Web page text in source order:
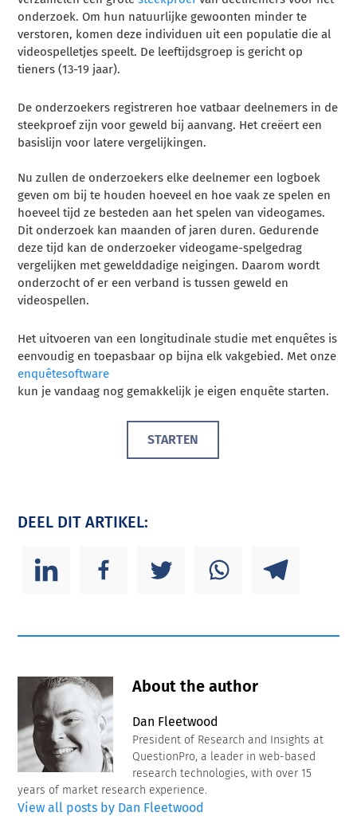
onderzoek. Om hun natuurlijke gewoonten minder te
verstoren, komen deze individuen uit een populatie die al
videospelletjes speelt. De leeftijdsgroep is gericht op
tieners (13-19 jaar).
De onderzoekers registreren hoe vatbaar deelnemers in de
steekproef zijn voor geweld bij aanvang. Het creëert een
basislijn voor latere vergelijkingen.
Nu zullen de onderzoekers elke deelnemer een logboek
geven om bij te houden hoeveel en hoe vaak ze spelen en
hoeveel tijd ze besteden aan het spelen van videogames.
Dit onderzoek kan maanden of jaren duren. Gedurende
deze tijd kan de onderzoeker videogame-spelgedrag
vergelijken met gewelddadige neigingen. Daarom wordt
onderzocht of er een verband is tussen geweld en
videospellen.
Het uitvoeren van een longitudinale studie met enquêtes is
eenvoudig en toepasbaar op bijna elk vakgebied. Met onze
enquêtesoftware
kun je vandaag nog gemakkelijk je eigen enquête starten.
STARTEN
DEEL DIT ARTIKEL:
About the author
Dan Fleetwood
President of Research and Insights at
QuestionPro, a leader in web-based
research technologies, with over 15
years of market research experience.
View all posts by Dan Fleetwood